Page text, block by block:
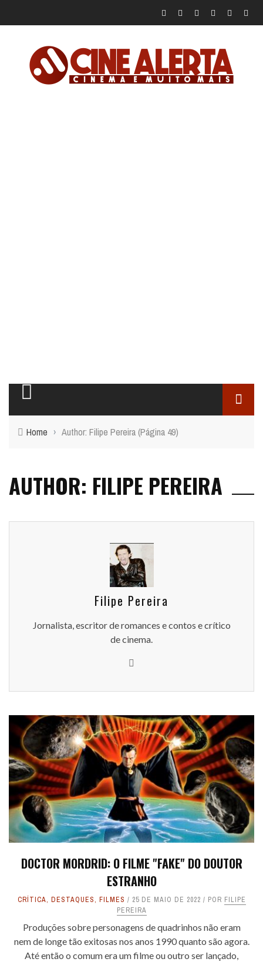
Home › Author: Filipe Pereira(Página 49)
AUTHOR: FILIPE PEREIRA
Filipe Pereira
Jornalista, escritor de romances e contos e crítico
de cinema.
DOCTOR MORDRID: O FILME "FAKE" DO DOUTOR
ESTRANHO
CRÍTICA, DESTAQUES, FILMES 25 DE MAIO DE 2022 POR FILIPE
PEREIRA
Produções sobre personagens de quadrinhos não eram
nem de longe tão exitosas nos anos 1990 quanto são agora.
Até então o comum era um filme ou outro ser lançado,